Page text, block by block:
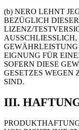
(b) NERO LEHNT
BEZÜGLICH
LIZENZ/
EIGNUNG FÜR
SOFERN DIESE
GESETZES WEGEN
SIND.
III.